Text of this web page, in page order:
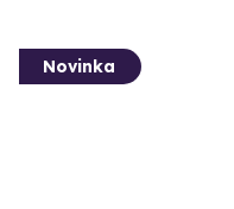
Novinka